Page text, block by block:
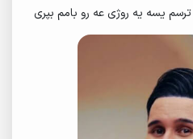
یسه یه روژی عه رو بامم بپری